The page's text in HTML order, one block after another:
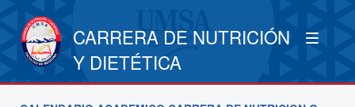
CARRERA DE NUTRICIÓN
Y DIETÉTICA